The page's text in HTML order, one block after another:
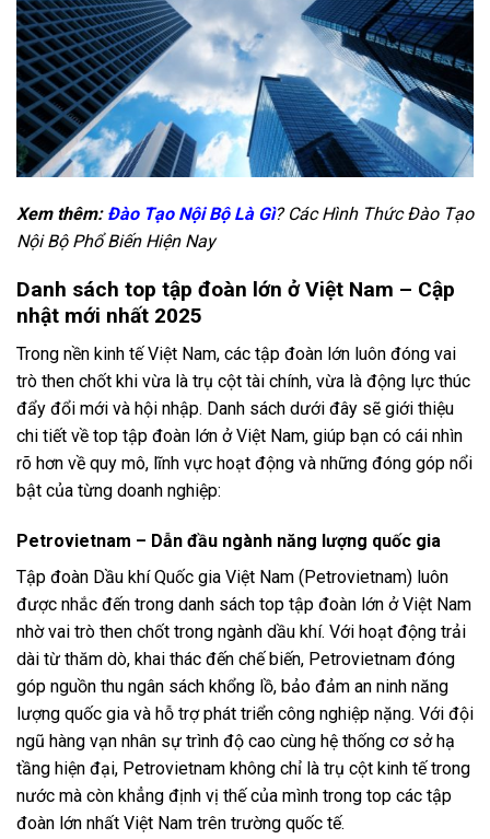
Xem thêm: Đào Tạo Nội Bộ Là Gì? Các Hình Thức Đào Tạo
Nội Bộ Phổ Biến Hiện Nay
Danh sách top tập đoàn lớn ở Việt Nam – Cập
nhật mới nhất 2025
Trong nền kinh tế Việt Nam, các tập đoàn lớn luôn đóng vai
trò then chốt khi vừa là trụ cột tài chính, vừa là động lực thúc
đẩy đổi mới và hội nhập. Danh sách dưới đây sẽ giới thiệu
chi tiết về top tập đoàn lớn ở Việt Nam, giúp bạn có cái nhìn
rõ hơn về quy mô, lĩnh vực hoạt động và những đóng góp nổi
bật của từng doanh nghiệp:
Petrovietnam – Dẫn đầu ngành năng lượng quốc gia
Tập đoàn Dầu khí Quốc gia Việt Nam (Petrovietnam) luôn
được nhắc đến trong danh sách top tập đoàn lớn ở Việt Nam
nhờ vai trò then chốt trong ngành dầu khí. Với hoạt động trải
dài từ thăm dò, khai thác đến chế biến, Petrovietnam đóng
góp nguồn thu ngân sách khổng lồ, bảo đảm an ninh năng
lượng quốc gia và hỗ trợ phát triển công nghiệp nặng. Với đội
ngũ hàng vạn nhân sự trình độ cao cùng hệ thống cơ sở hạ
tầng hiện đại, Petrovietnam không chỉ là trụ cột kinh tế trong
nước mà còn khẳng định vị thế của mình trong top các tập
đoàn lớn nhất Việt Nam trên trường quốc tế.